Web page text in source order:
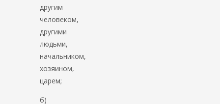
другим
человеком,
другими
людьми,
начальником,
хозяином,
царем;
б)